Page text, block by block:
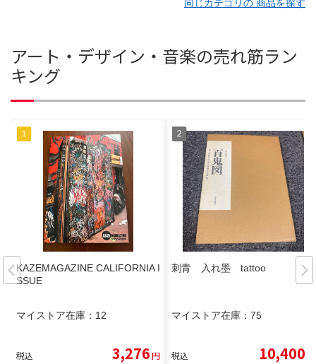
同じカテゴリの 商品を探す
アート・デザイン・音楽の売れ筋ラン
キング
KAZEMAGAZINE CALIFORNIA I
SSUE
マイストア在庫： 12
税込 3,276円
刺青 入れ墨 tattoo
マイストア在庫： 75
税込 10,400